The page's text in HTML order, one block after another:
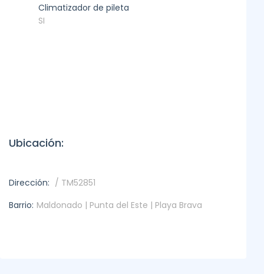
Climatizador de pileta
SI
Ubicación:
Dirección: / TM52851
Barrio: Maldonado | Punta del Este | Playa Brava